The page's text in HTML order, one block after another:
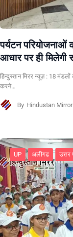
पर्यटन परियोजनाओं
आधार पर ही मिलेगी
हिन्दुस्तान मिरर न्यूज़ : 18
करने…
By Hindustan
UP अलीगढ उत्तर